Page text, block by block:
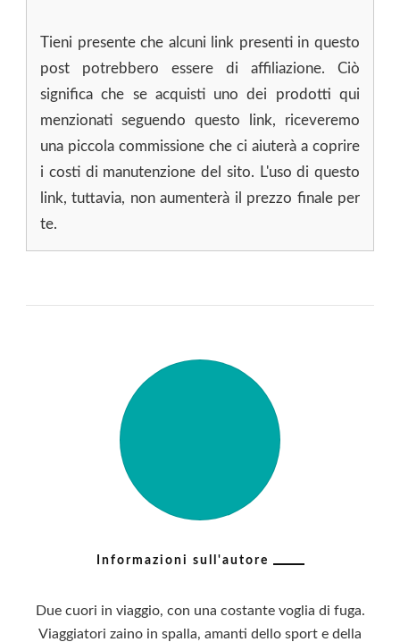
Tieni presente che alcuni link presenti in questo
post potrebbero essere di affiliazione. Ciò
significa che se acquisti uno dei prodotti qui
menzionati seguendo questo link, riceveremo
una piccola commissione che ci aiuterà a coprire
i costi di manutenzione del sito. L'uso di questo
link, tuttavia, non aumenterà il prezzo finale per
te.
Informazioni sull'autore
Due cuori in viaggio, con una costante voglia di fuga.
Viaggiatori zaino in spalla, amanti dello sport e della